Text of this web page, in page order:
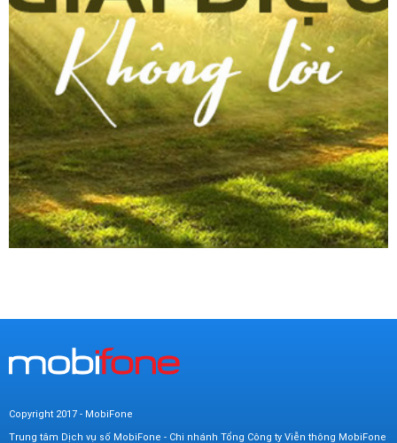
Copyright 2017 - MobiFone
Trung tâm Dịch vụ số MobiFone - Chi nhánh Tổng Công ty Viễn thông MobiFone